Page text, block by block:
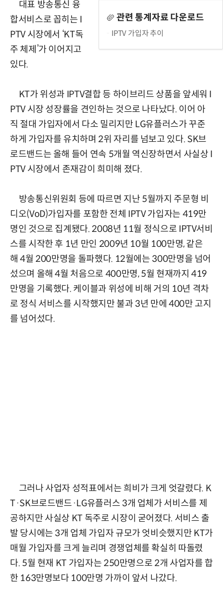
관련 통계자료 다운로드
IPTV 가입자 추이
대표 방송통신 융
합서비스로 꼽히는 I
PTV 시장에서 ‘KT독
주 체제’가 이어지고
있다.
KT가 위성과 IPTV결합 등 하이브리드 상품을 앞세워 I
PTV 시장 성장률을 견인하는 것으로 나타났다. 이어 아
직 절대 가입자에서 다소 밀리지만 LG유플러스가 꾸준
하게 가입자를 유치하며 2위 자리를 넘보고 있다. SK브
로드밴드는 올해 들어 연속 5개월 역신장하면서 사실상 I
PTV 시장에서 존재감이 희미해 졌다.
방송통신위원회 등에 따르면 지난 5월까지 주문형 비
디오(VoD)가입자를 포함한 전체 IPTV 가입자는 419만
명인 것으로 집계됐다. 2008년 11월 정식으로 IPTV서비
스를 시작한 후 1년 만인 2009년 10월 100만명, 같은
해 4월 200만명을 돌파했다. 12월에는 300만명을 넘어
섰으며 올해 4월 처음으로 400만명, 5월 현재까지 419
만명을 기록했다. 케이블과 위성에 비해 거의 10년 격차
로 정식 서비스를 시작했지만 불과 3년 만에 400만 고지
를 넘어섰다.
그러나 사업자 성적표에서는 희비가 크게 엇갈렸다. K
T·SK브로드밴드·LG유플러스 3개 업체가 서비스를 제
공하지만 사실상 KT 독주로 시장이 굳어졌다. 서비스 출
발 당시에는 3개 업체 가입자 규모가 엇비슷했지만 KT가
매월 가입자를 크게 늘리며 경쟁업체를 확실히 따돌렸
다. 5월 현재 KT 가입자는 250만명으로 2개 사업자를 합
한 163만명보다 100만명 가까이 앞서 나갔다.